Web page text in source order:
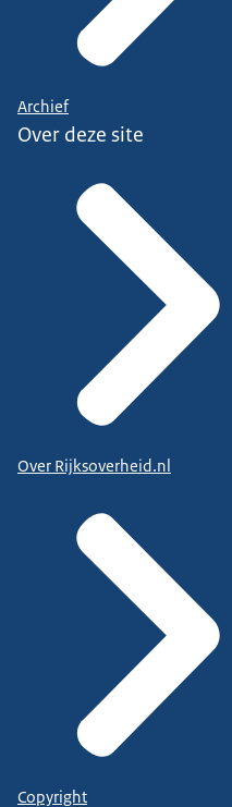
Archief
Over deze site
Over Rijksoverheid.nl
Copyright